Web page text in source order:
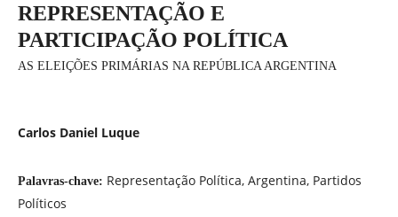
REPRESENTAÇÃO E
PARTICIPAÇÃO POLÍTICA
AS ELEIÇÕES PRIMÁRIAS NA REPÚBLICA ARGENTINA
Carlos Daniel Luque
Palavras-chave: Representação Política, Argentina, Partidos
Políticos